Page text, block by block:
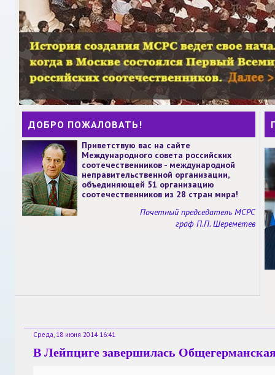
ДОБРО ПОЖАЛОВАТЬ!
Приветствую вас на сайте
Международного совета российских
соотечественников - международной
неправительственной организации,
объединяющей 51 организацию
соотечественников из 28 стран мира!
Почетный председатель МСРС
граф П.П. Шереметев
Среда, 18 июня 2014 16:41
В Лейпциге завершилась